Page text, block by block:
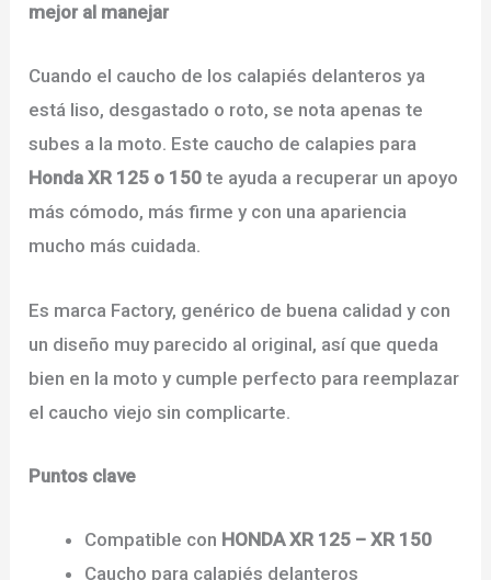
mejor al manejar
Cuando el caucho de los calapiés delanteros ya
está liso, desgastado o roto, se nota apenas te
subes a la moto. Este caucho de calapies para
Honda XR 125 o 150 te ayuda a recuperar un apoyo
más cómodo, más firme y con una apariencia
mucho más cuidada.
Es marca Factory, genérico de buena calidad y con
un diseño muy parecido al original, así que queda
bien en la moto y cumple perfecto para reemplazar
el caucho viejo sin complicarte.
Puntos clave
Compatible con HONDA XR 125 – XR 150
Caucho para calapiés delanteros